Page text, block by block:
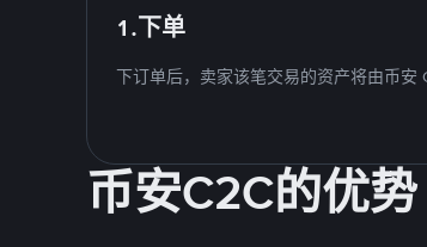
1.下单
下订单后，卖家该笔交易的资产将由币安
币安C2C的优势